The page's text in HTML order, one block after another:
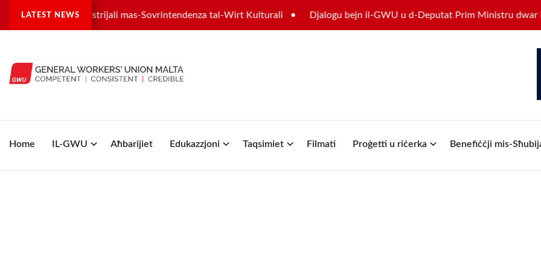
LATEST NEWS
tilwima industrijali mas-Sovrintendenza tal-Wirt Kulturali Djalogu bejn il-GWU u d-Deputat Prim Ministru dwar il-
Home IL-GWU Aħbarijiet Edukazzjoni Taqsimiet Filmati Proġetti u riċerka Benefiċċji mis-